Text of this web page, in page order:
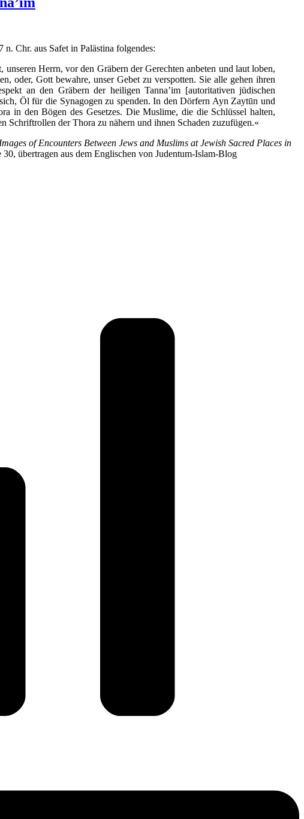
Chr. aus Safet in Palästina folgendes:
Herrn, vor den Gräbern der Gerechten anbeten und laut loben,
oder, Gott bewahre, unser Gebet zu verspotten. Sie alle gehen ihren
an den Gräbern der heiligen Tanna’im [autoritativen jüdischen
Öl für die Synagogen zu spenden. In den Dörfern Ayn Zaytūn und
in den Bögen des Gesetzes. Die Muslime, die die Schlüssel halten,
Schriftrollen der Thora zu nähern und ihnen Schaden zuzufügen.«
of Encounters Between Jews and Muslims at Jewish Sacred Places in
übertragen aus dem Englischen von Judentum-Islam-Blog